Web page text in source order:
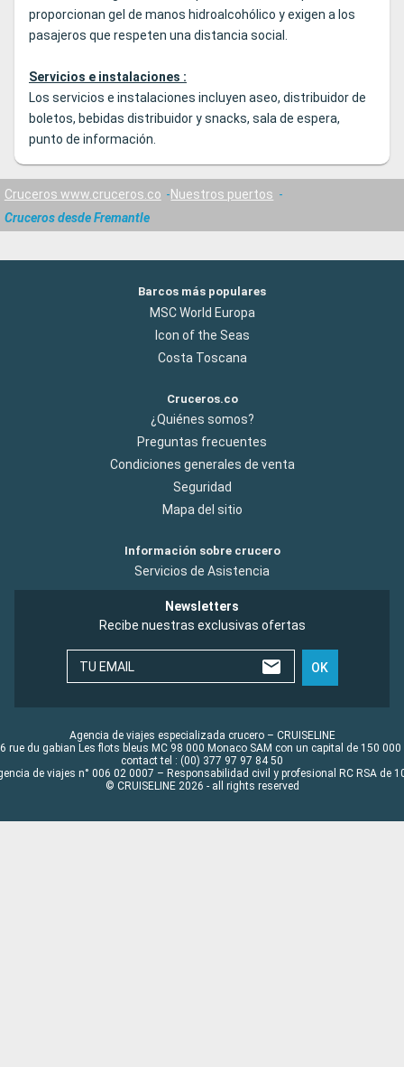
proporcionan gel de manos hidroalcohólico y exigen a los
pasajeros que respeten una distancia social.
Servicios e instalaciones :
Los servicios e instalaciones incluyen aseo, distribuidor de
boletos, bebidas distribuidor y snacks, sala de espera,
punto de información.
Cruceros www.cruceros.co
Nuestros puertos
Cruceros desde Fremantle
Barcos más populares
MSC World Europa
Icon of the Seas
Costa Toscana
Cruceros.co
¿Quiénes somos?
Preguntas frecuentes
Condiciones generales de venta
Seguridad
Mapa del sitio
Información sobre crucero
Servicios de Asistencia
Newsletters
Recibe nuestras exclusivas ofertas
TU EMAIL OK
Agencia de viajes especializada crucero – CRUISELINE
rue du gabian Les flots bleus MC 98 000 Monaco SAM con un capital de 150 000
contact tel : (00) 377 97 97 84 50
de viajes n° 006 02 0007 – Responsabilidad civil y profesional RC RSA de
© CRUISELINE 2026 - all rights reserved